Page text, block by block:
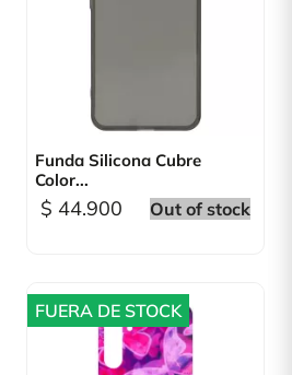
Vista rápida
Funda Silicona Cubre
Color...
$ 44.900 Out of stock
FUERA DE STOCK